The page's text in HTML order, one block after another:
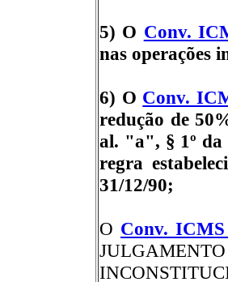
5) O Conv.
nas operações
6) O Conv.
redução de
al. "a", § 1º da
regra
31/12/90;
O Conv. ICMS